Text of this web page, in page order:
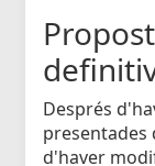
Després
presentades
d'haver